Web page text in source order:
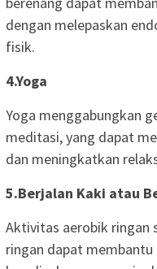
dengan melepaskan
fisik.
4.Yoga
Yoga menggabungkan
meditasi, yang dapat
dan meningkatkan
5.Berjalan Kaki atau
Aktivitas aerobik ringan
ringan dapat